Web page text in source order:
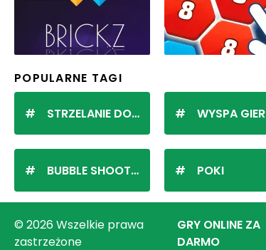
POPULARNE TAGI
STRZELANIE DO KULEK
BUBBLE SHOOTER
WYSPA GIER
POKI
© 2026 Wszelkie prawa
zastrzeżone
GRY ONLINE ZA
DARMO